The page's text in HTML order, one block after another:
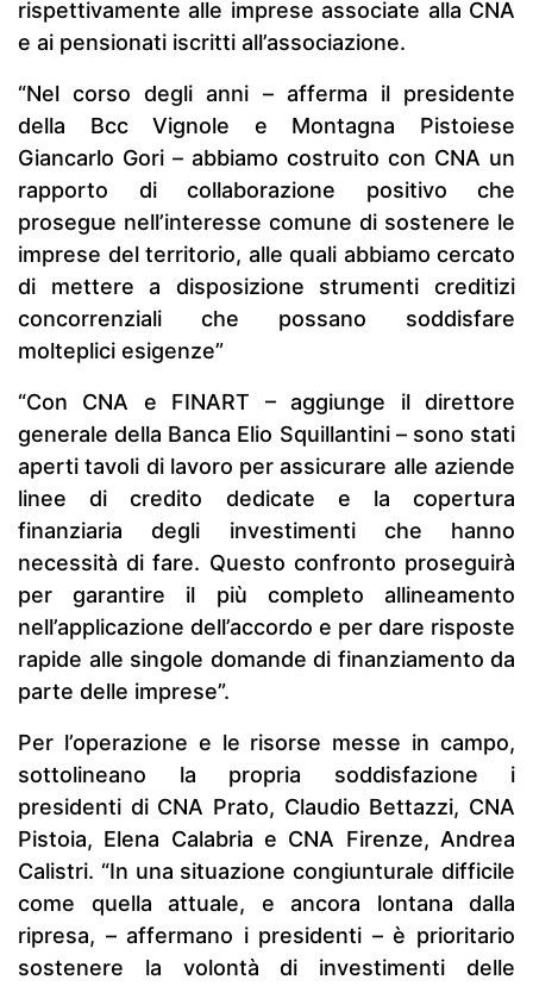
rispettivamente alle imprese associate alla CNA
e ai pensionati iscritti all’associazione.
“Nel corso degli anni – afferma il presidente
della Bcc Vignole e Montagna Pistoiese
Giancarlo Gori – abbiamo costruito con CNA un
rapporto di collaborazione positivo che
prosegue nell’interesse comune di sostenere le
imprese del territorio, alle quali abbiamo cercato
di mettere a disposizione strumenti creditizi
concorrenziali che possano soddisfare
molteplici esigenze”
“Con CNA e FINART – aggiunge il direttore
generale della Banca Elio Squillantini – sono stati
aperti tavoli di lavoro per assicurare alle aziende
linee di credito dedicate e la copertura
finanziaria degli investimenti che hanno
necessità di fare. Questo confronto proseguirà
per garantire il più completo allineamento
nell’applicazione dell’accordo e per dare risposte
rapide alle singole domande di finanziamento da
parte delle imprese”.
Per l’operazione e le risorse messe in campo,
sottolineano la propria soddisfazione i
presidenti di CNA Prato, Claudio Bettazzi, CNA
Pistoia, Elena Calabria e CNA Firenze, Andrea
Calistri. “In una situazione congiunturale difficile
come quella attuale, e ancora lontana dalla
ripresa, – affermano i presidenti – è prioritario
sostenere la volontà di investimenti delle